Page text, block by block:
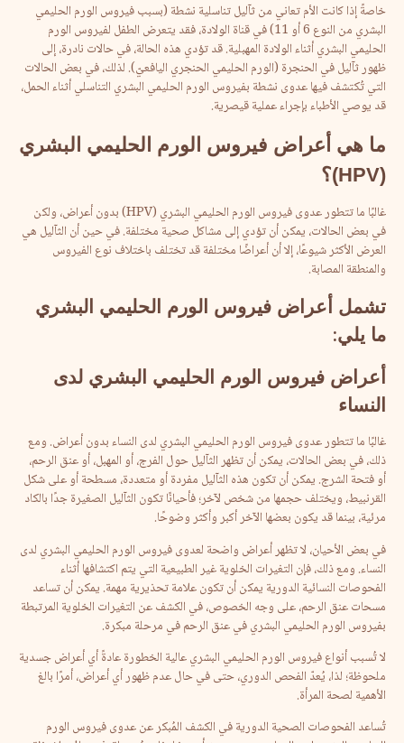
خاصةً إذا كانت الأم تعاني من ثآليل تناسلية نشطة (بسبب فيروس الورم الحليمي
البشري من النوع 6 أو 11) في قناة الولادة، فقد يتعرض الطفل لفيروس الورم
الحليمي البشري أثناء الولادة المهبلية. قد تؤدي هذه الحالة، في حالات نادرة، إلى
ظهور ثآليل في الحنجرة (الورم الحليمي الحنجري اليافعيّ). لذلك، في بعض الحالات
التي تُكتشف فيها عدوى نشطة بفيروس الورم الحليمي البشري التناسلي أثناء الحمل،
قد يوصي الأطباء بإجراء عملية قيصرية.
ما هي أعراض فيروس الورم الحليمي البشري
(HPV)
؟
غالبًا ما تتطور عدوى فيروس الورم الحليمي البشري (HPV) بدون أعراض، ولكن
في بعض الحالات، يمكن أن تؤدي إلى مشاكل صحية مختلفة. في حين أن الثآليل هي
العرض الأكثر شيوعًا، إلا أن أعراضًا مختلفة قد تختلف باختلاف نوع الفيروس
والمنطقة المصابة.
تشمل أعراض فيروس الورم الحليمي البشري
ما يلي:
أعراض فيروس الورم الحليمي البشري لدى
النساء
غالبًا ما تتطور عدوى فيروس الورم الحليمي البشري لدى النساء بدون أعراض. ​​ومع
ذلك، في بعض الحالات، يمكن أن تظهر الثآليل حول الفرج، أو المهبل، أو عنق الرحم،
أو فتحة الشرج. يمكن أن تكون هذه الثآليل مفردة أو متعددة، مسطحة أو على شكل
القرنبيط، ويختلف حجمها من شخص لآخر؛ فأحيانًا تكون الثآليل الصغيرة جدًا بالكاد
مرئية، بينما قد يكون بعضها الآخر أكبر وأكثر وضوحًا.
في بعض الأحيان، لا تظهر أعراض واضحة لعدوى فيروس الورم الحليمي البشري لدى
النساء. ومع ذلك، فإن التغيرات الخلوية غير الطبيعية التي يتم اكتشافها أثناء
الفحوصات النسائية الدورية يمكن أن تكون علامة تحذيرية مهمة. يمكن أن تساعد
مسحات عنق الرحم، على وجه الخصوص، في الكشف عن التغيرات الخلوية المرتبطة
بفيروس الورم الحليمي البشري في عنق الرحم في مرحلة مبكرة.
لا تُسبب أنواع فيروس الورم الحليمي البشري عالية الخطورة عادةً أي أعراض جسدية
ملحوظة؛ لذا، يُعدّ الفحص الدوري، حتى في حال عدم ظهور أي أعراض، أمرًا بالغ
الأهمية لصحة المرأة.
تُساعد الفحوصات الصحية الدورية في الكشف المُبكر عن عدوى فيروس الورم